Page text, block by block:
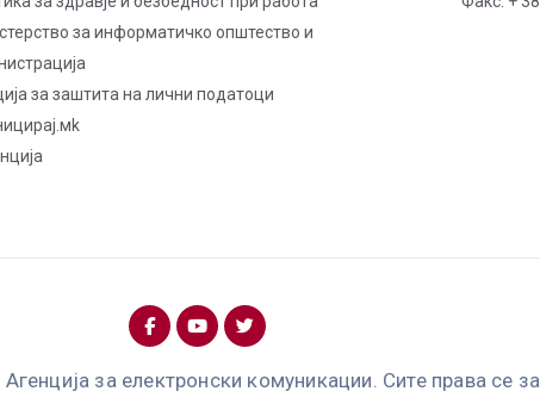
за информатичко општество и
за заштита на лични податоци
за електронски комуникации. Сите права се